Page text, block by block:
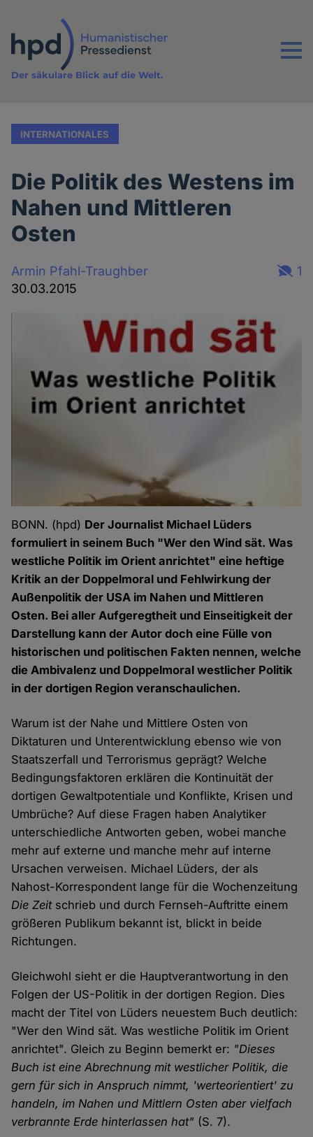
Inhalt
Menu
Der säkulare Blick auf die Welt.
INTERNATIONALES
Die Politik des Westens im
Nahen und Mittleren
Osten
Armin Pfahl-Traughber
30.03.2015
1
BONN. (hpd) Der Journalist Michael Lüders
formuliert in seinem Buch "Wer den Wind sät. Was
westliche Politik im Orient anrichtet" eine heftige
Kritik an der Doppelmoral und Fehlwirkung der
Außenpolitik der USA im Nahen und Mittleren
Osten. Bei aller Aufgeregtheit und Einseitigkeit der
Darstellung kann der Autor doch eine Fülle von
historischen und politischen Fakten nennen, welche
die Ambivalenz und Doppelmoral westlicher Politik
in der dortigen Region veranschaulichen.
Warum ist der Nahe und Mittlere Osten von
Diktaturen und Unterentwicklung ebenso wie von
Staatszerfall und Terrorismus geprägt? Welche
Bedingungsfaktoren erklären die Kontinuität der
dortigen Gewaltpotentiale und Konflikte, Krisen und
Umbrüche? Auf diese Fragen haben Analytiker
unterschiedliche Antworten geben, wobei manche
mehr auf externe und manche mehr auf interne
Ursachen verweisen. Michael Lüders, der als
Nahost-Korrespondent lange für die Wochenzeitung
Die Zeitschrieb und durch Fernseh-Auftritte einem
größeren Publikum bekannt ist, blickt in beide
Richtungen.
Gleichwohl sieht er die Hauptverantwortung in den
Folgen der US-Politik in der dortigen Region. Dies
macht der Titel von Lüders neuestem Buch deutlich:
"Wer den Wind sät. Was westliche Politik im Orient
anrichtet". Gleich zu Beginn bemerkt er: "Dieses
Buch ist eine Abrechnung mit westlicher Politik, die
gern für sich in Anspruch nimmt, 'werteorientiert' zu
handeln, im Nahen und Mittlern Osten aber vielfach
verbrannte Erde hinterlassen hat" (S. 7).